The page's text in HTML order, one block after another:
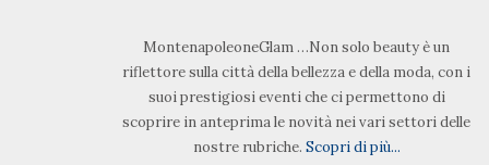
MontenapoleoneGlam …Non solo beauty è un
riflettore sulla città della bellezza e della moda, con i
suoi prestigiosi eventi che ci permettono di
scoprire in anteprima le novità nei vari settori delle
nostre rubriche. Scopri di più...